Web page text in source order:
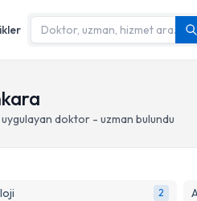
uygulayan doktor - uzman bulundu
2